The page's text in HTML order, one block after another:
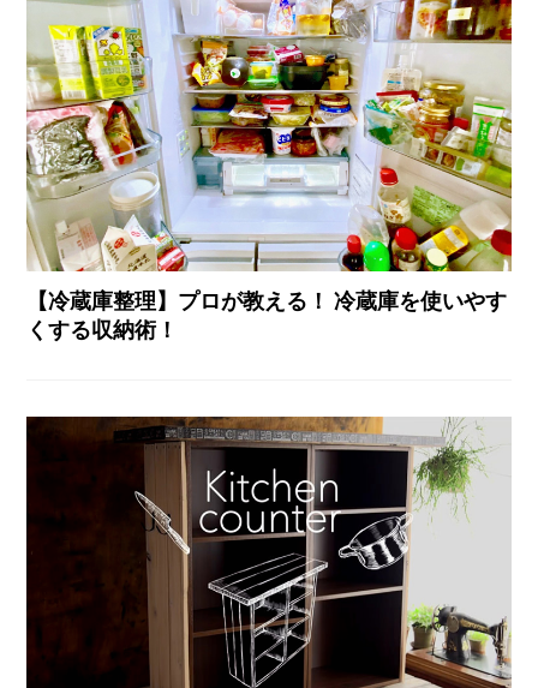
【冷蔵庫整理】プロが教える！ 冷蔵庫を使いやす
くする収納術！